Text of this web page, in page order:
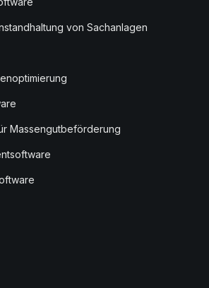
von Sachanlagen
Massengutbeförderung